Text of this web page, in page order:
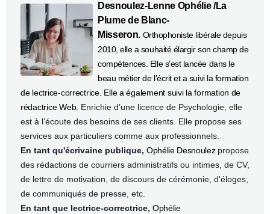
Desnoulez-Lenne Ophélie/La
Plume de Blanc-
Misseron. Orthophoniste libérale depuis
2010, elle a souhaité élargir son champ de
compétences. Elle s'est lancée dans le
beau métier de l’écrit et a suivi la formation
de lectrice-correctrice. Elle a également suivi la formation de
rédactrice Web. Enrichie d’une licence de Psychologie, elle
est à l’écoute des besoins de ses clients. Elle propose ses
services aux particuliers comme aux professionnels.
En tant qu'écrivaine publique, Ophélie Desnoulez propose
des rédactions de courriers administratifs ou intimes, de CV,
de lettre de motivation, de discours de cérémonie, d'éloges,
de communiqués de presse, etc.
En tant que lectrice-correctrice, Ophélie